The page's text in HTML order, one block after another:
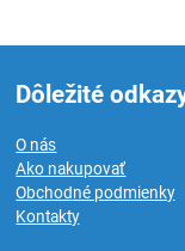
Dôležité
O nás
Ako nakupovať
Obchodné podmienky
Kontakty